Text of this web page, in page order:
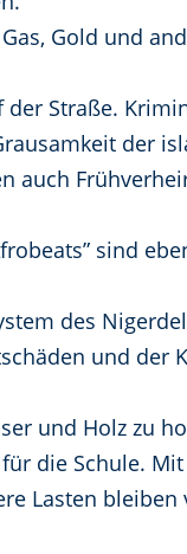
Gold und
Straße.
der
auch
sind
des
und der
und Holz zu
die Schule.
Lasten